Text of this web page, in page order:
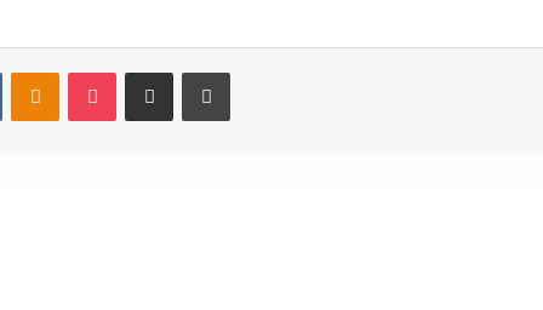
VKontakteOdnoklassniki
Pocket Share via Email Print